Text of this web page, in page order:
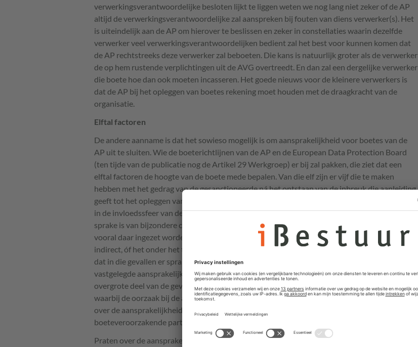
verwerkingsverantwoordelijke besloten lijkt te liggen weten we nog lang niet zeker of de AP
altijd de verwerkingsverantwoordelijke zal aanspreken bij fouten van diens verwerker(s). Het
is uiteindelijk aan de AP om hierover te beslissen en zeker in constellaties waarin dezelfde
verwerker veel verwerkingsverantwoordelijken bedient zal het best voor kunnen komen dat
de AP rechtstreeks deze verwerker zal beboeten. Die kans is natuurlijk groter als de verwerker
de op hem rustende verplichtingen uit de AVG overtreedt. En dan zal een dergelijke verwerker
die boete hoe dan ook moeten incasseren. Het goede nieuws voor de kleinere verwerkers is
dat de AP bij het opleggen van boetes rekening moet houden met de draagkracht van de
organisatie.
Elftal factoren
De andere aanname is dat het sowieso mogelijk is om aansprakelijkheid voor boetes van de
AP uit te sluiten. Wie de boeterichtlijnen van de AP en de European Data Protection Board
(ten tijde van de publicatie nog de Artikel 29 Werkgroep) er bij zal pakken, die ziet dat een
elftal factoren de hoogte van de boete mede bepalen. Van die elf zijn er vijf die te maken
hebben met het gedrag van de gesanctioneerde ná het ontstaan van de inbreuk die aanleiding
geeft tot het opleggen van de boete. Van de resterende zes zijn er vier die (deels) wat minder
in de invloedssfeer van de verwerker liggen, namelijk het karakter van de verwerking en of er
sprake is van bijzondere categorieën van persoonsgegevens. Al met al zal het boetewapen
vooral daar ingezet worden waar gesproken kan worden over opzet of nalatigheid, direct of
indirect, óf het onder het tapijt vegen van eigen fouten nadat die ontdekt zijn. Dat betekent
dat in die gevallen er sprake zal zijn van een mogelijke doorbreking van contractueel
vastgelegde aansprakelijkheidsbeperkingen, al dan niet in de verwerkersovereenkomst. In het
overgrote deel van de gevallen waarin een boete wordt opgelegd aan één van de partijen
waarbij de oorzaak bij de andere partij ligt, zal het ongeacht wat partijen zijn overeengekomen
over de aansprakelijkheid voor boetes, mogelijk zijn die boete geheel of gedeeltelijk op de
boeteveroorzakende partij te verhalen.
Praten over de aansprakelijkheid voor boetes uit hoofde van de
AVGis een beetje als praten